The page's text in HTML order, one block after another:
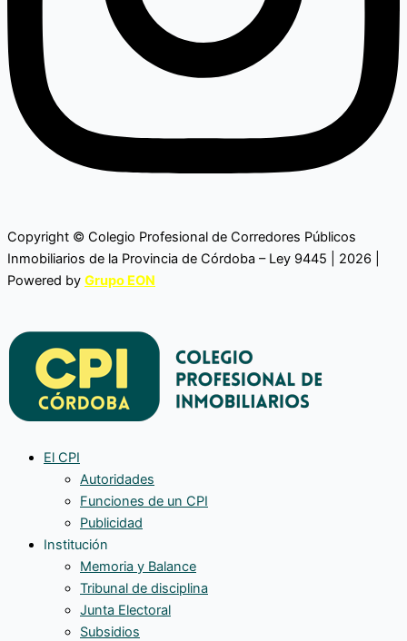
Copyright © Colegio Profesional de Corredores Públicos
Inmobiliarios de la Provincia de Córdoba – Ley 9445 | 2026 |
Powered by Grupo EON
El CPI
Autoridades
Funciones de un CPI
Publicidad
Institución
Memoria y Balance
Tribunal de disciplina
Junta Electoral
Subsidios